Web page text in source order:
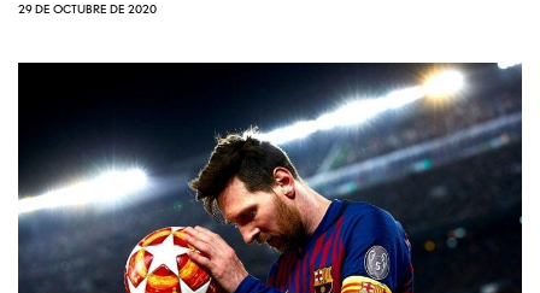
29 DE OCTUBRE DE 2020